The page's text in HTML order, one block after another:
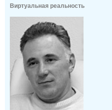
Виртуальная реальность